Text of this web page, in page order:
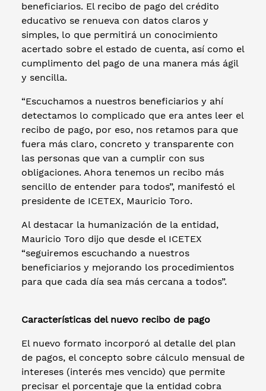
beneficiarios. El recibo de pago del crédito
educativo se renueva con datos claros y
simples, lo que permitirá un conocimiento
acertado sobre el estado de cuenta, así como el
cumplimento del pago de una manera más ágil
y sencilla.
“Escuchamos a nuestros beneficiarios y ahí
detectamos lo complicado que era antes leer el
recibo de pago, por eso, nos retamos para que
fuera más claro, concreto y transparente con
las personas que van a cumplir con sus
obligaciones. Ahora tenemos un recibo más
sencillo de entender para todos”, manifestó el
presidente de ICETEX, Mauricio Toro.
Al destacar la humanización de la entidad,
Mauricio Toro dijo que desde el ICETEX
“seguiremos escuchando a nuestros
beneficiarios y mejorando los procedimientos
para que cada día sea más cercana a todos”.
Características del nuevo recibo de pago
El nuevo formato incorporó al detalle del plan
de pagos, el concepto sobre cálculo mensual de
intereses (interés mes vencido) que permite
precisar el porcentaje que la entidad cobra